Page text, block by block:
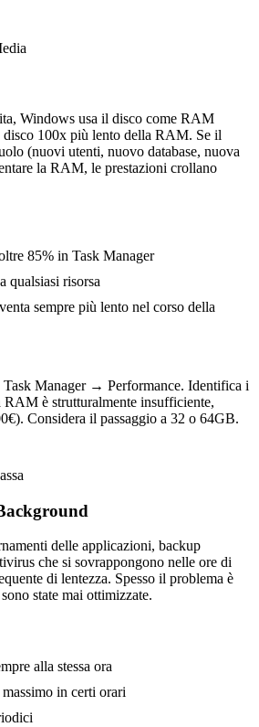
Windows usa il disco come RAM
100x più lento della RAM. Se il
(nuovi utenti, nuovo database, nuova
la RAM, le prestazioni crollano
85% in Task Manager
qualsiasi risorsa
sempre più lento nel corso della
Manager → Performance. Identifica i
RAM è strutturalmente insufficiente,
Considera il passaggio a 32 o 64GB.
delle applicazioni, backup
che si sovrappongono nelle ore di
di lentezza. Spesso il problema è
state mai ottimizzate.
alla stessa ora
in certi orari